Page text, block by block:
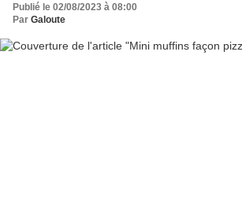
Publié le 02/08/2023 à 08:00
Par Galoute